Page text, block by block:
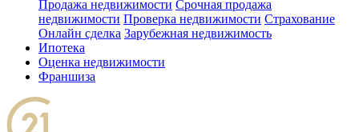
Продажа недвижимости Срочная продажа
недвижимости Проверка недвижимости Страхование
Онлайн сделка Зарубежная недвижимость
Ипотека
Оценка недвижимости
Франшиза